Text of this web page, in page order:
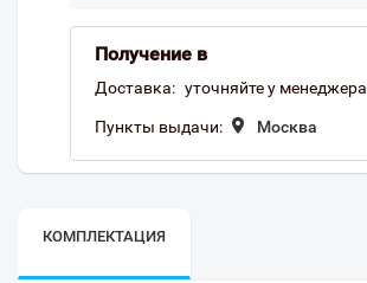
Получение в
Доставка: уточняйте у менеджера
Пункты выдачи: Москва
КОМПЛЕКТАЦИЯ